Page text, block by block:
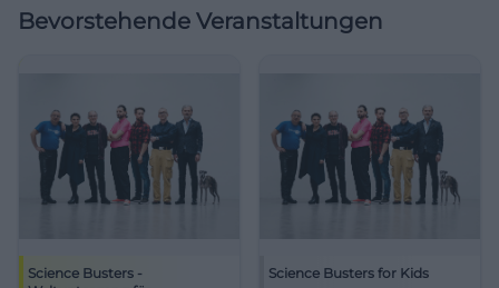
Bevorstehende Veranstaltungen
Science Busters -
Science Busters for Kids